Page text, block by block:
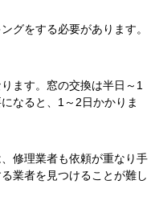
グをする必要があります。
ます。窓の交換は半日～1
なると、1～2日かかりま
修理業者も依頼が重なり手
業者を見つけることが難し